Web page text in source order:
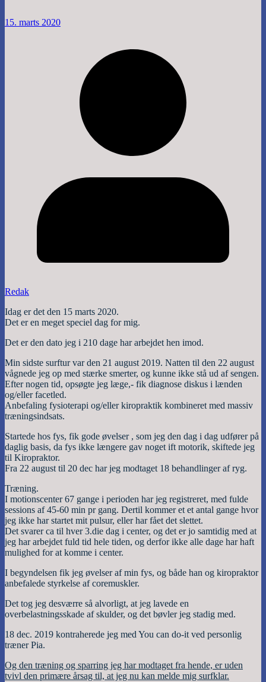
15. marts 2020
Redak
Idag er det den 15 marts 2020.
Det er en meget speciel dag for mig.
Det er den dato jeg i 210 dage har arbejdet hen imod.
Min sidste surftur var den 21 august 2019. Natten til den 22 august
vågnede jeg op med stærke smerter, og kunne ikke stå ud af sengen.
Efter nogen tid, opsøgte jeg læge,- fik diagnose diskus i lænden
og/eller facetled.
Anbefaling fysioterapi og/eller kiropraktik kombineret med massiv
træningsindsats.
Startede hos fys, fik gode øvelser , som jeg den dag i dag udfører på
daglig basis, da fys ikke længere gav noget ift motorik, skiftede jeg
til Kiropraktor.
Fra 22 august til 20 dec har jeg modtaget 18 behandlinger af ryg.
Træning.
I motionscenter 67 gange i perioden har jeg registreret, med fulde
sessions af 45-60 min pr gang. Dertil kommer et et antal gange hvor
jeg ikke har startet mit pulsur, eller har fået det slettet.
Det svarer ca til hver 3.die dag i center, og det er jo samtidig med at
jeg har arbejdet fuld tid hele tiden, og derfor ikke alle dage har haft
mulighed for at komme i center.
I begyndelsen fik jeg øvelser af min fys, og både han og kiropraktor
anbefalede styrkelse af coremuskler.
Det tog jeg desværre så alvorligt, at jeg lavede en
overbelastningsskade af skulder, og det bøvler jeg stadig med.
18 dec. 2019 kontraherede jeg med You can do-it ved personlig
træner Pia.
Og den træning og sparring jeg har modtaget fra hende, er uden
tvivl den primære årsag til, at jeg nu kan melde mig surfklar.